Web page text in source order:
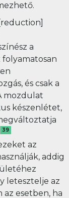
a
és csak a
mozdulat
készenlétet,
39
az
addig
letesztelje az
esetben, ha